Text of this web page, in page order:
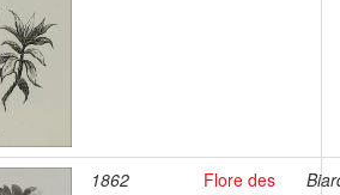
1862
Flore des